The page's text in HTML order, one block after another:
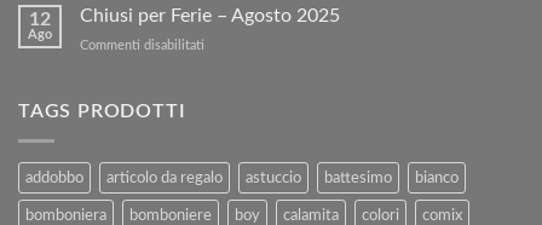
con
Rimborso
PASQUA
12
Ago
Chiusi per Ferie – Agosto 2025
Commenti disabilitati
2025
TAGS PRODOTTI
addobbo articolo da regalo astuccio battesimo bianco
bomboniera bomboniere boy calamita colori comix